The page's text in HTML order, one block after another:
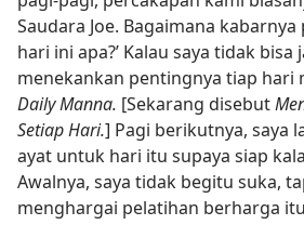
Saudara Joe. Bagaimana
hari ini apa?’ Kalau saya tidak bisa
menekankan pentingnya tiap hari
Daily Manna. [Sekarang disebut
Setiap Hari.] Pagi berikutnya, saya
ayat untuk hari itu supaya siap
Awalnya, saya tidak begitu suka,
menghargai pelatihan berharga